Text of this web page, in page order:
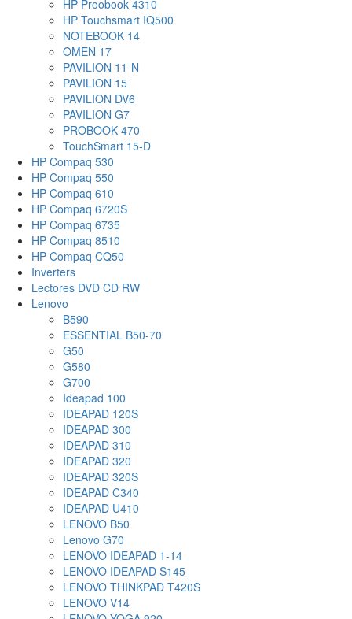
HP Proobook 4310
HP Touchsmart IQ500
NOTEBOOK 14
OMEN 17
PAVILION 11-N
PAVILION 15
PAVILION DV6
PAVILION G7
PROBOOK 470
TouchSmart 15-D
HP Compaq 530
HP Compaq 550
HP Compaq 610
HP Compaq 6720S
HP Compaq 6735
HP Compaq 8510
HP Compaq CQ50
Inverters
Lectores DVD CD RW
Lenovo
B590
ESSENTIAL B50-70
G50
G580
G700
Ideapad 100
IDEAPAD 120S
IDEAPAD 300
IDEAPAD 310
IDEAPAD 320
IDEAPAD 320S
IDEAPAD C340
IDEAPAD U410
LENOVO B50
Lenovo G70
LENOVO IDEAPAD 1-14
LENOVO IDEAPAD S145
LENOVO THINKPAD T420S
LENOVO V14